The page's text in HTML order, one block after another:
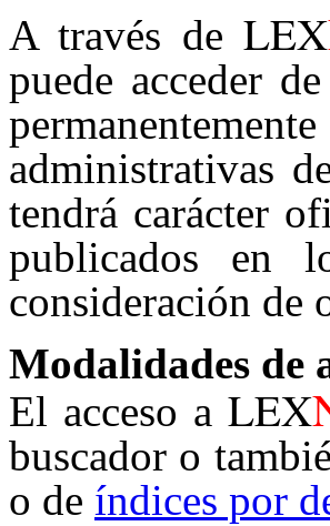
A través de LEX
puede acceder
administrativas
tendrá carácter
publicados en
consideración de
Modalidades de
El acceso aLEX
buscador o
o de índices por